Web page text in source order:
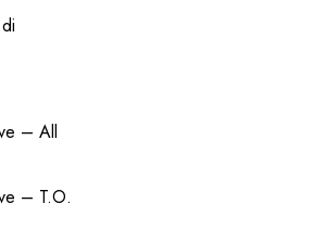
– All
– T.O.